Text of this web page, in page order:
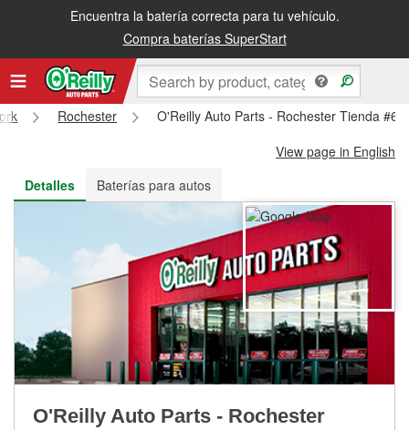
Encuentra la batería correcta para tu vehículo.
Compra baterías SuperStart
Recibe tu orden gratis al día siguiente o recógela en la tienda
Rochester
O'Reilly Auto Parts - Rochester Tienda
View page in English
Detalles
Baterías para autos
O'Reilly Auto Parts - Rochester